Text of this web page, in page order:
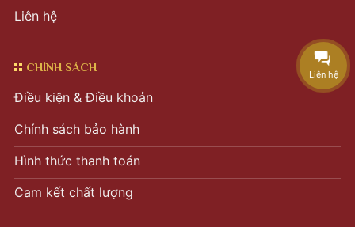
Liên hệ
CHÍNH SÁCH
Điều kiện & Điều khoản
Chính sách bảo hành
Hình thức thanh toán
Cam kết chất lượng
Liên hệ